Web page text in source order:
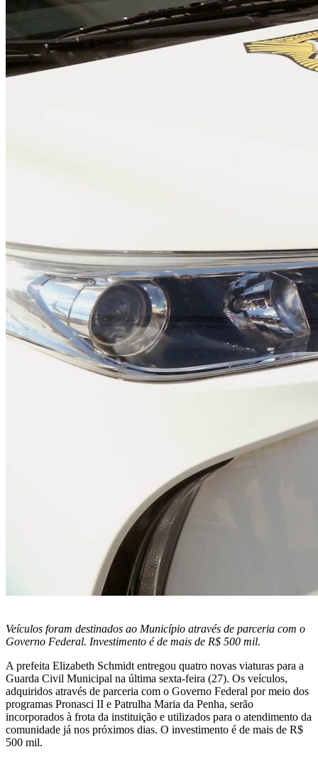
Veículos foram destinados ao Município através de parceria com o
Governo Federal. Investimento é de mais de R$ 500 mil.
A prefeita Elizabeth Schmidt entregou quatro novas viaturas para a
Guarda Civil Municipal na última sexta-feira (27). Os veículos,
adquiridos através de parceria com o Governo Federal por meio dos
programas Pronasci II e Patrulha Maria da Penha, serão
incorporados à frota da instituição e utilizados para o atendimento da
comunidade já nos próximos dias. O investimento é de mais de R$
500 mil.